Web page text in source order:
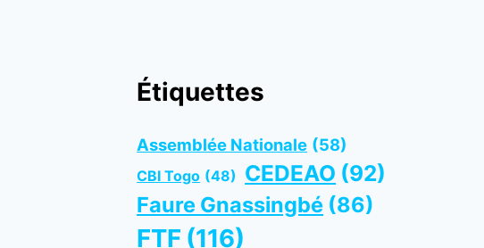
Étiquettes
Assemblée Nationale (58)
CBI Togo (48) CEDEAO (92)
Faure Gnassingbé (86)
FTF (116)